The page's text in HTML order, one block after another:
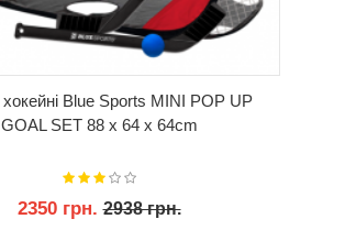
Blue Sports MINI POP UP
GOAL SET 88 x 64 x 64cm
2350 грн.2938 грн.